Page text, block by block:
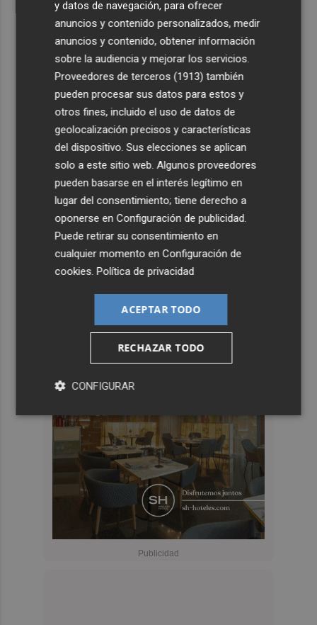
y datos de navegación, para ofrecer
anuncios y contenido personalizados, medir
anuncios y contenido, obtener información
sobre la audiencia y mejorar los servicios.
Proveedores de terceros (1913) también
pueden procesar sus datos para estos y
otros fines, incluido el uso de datos de
geolocalización precisos y características
del dispositivo. Sus elecciones se aplican
solo a este sitio web. Algunos proveedores
pueden basarse en el interés legítimo en
lugar del consentimiento; tiene derecho a
oponerse enConfiguración de publicidad
Puede retirar su consentimiento en
cualquier momento enConfiguración de
cookies .Política de privacidad
ACEPTAR TODO
RECHAZAR TODO
CONFIGURAR